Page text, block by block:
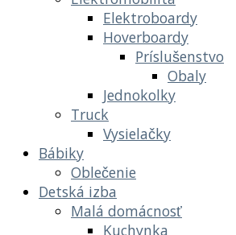
Elektroboardy
Hoverboardy
Príslušenstvo
Obaly
Jednokolky
Truck
Vysielačky
Bábiky
Oblečenie
Detská izba
Malá domácnosť
Kuchynka